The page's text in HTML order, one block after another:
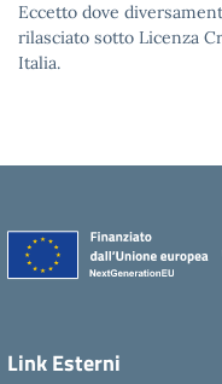
Eccetto dove
rilasciato sotto Licenza
Italia.
Link Esterni